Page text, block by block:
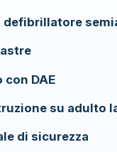
defibrillatore
DAE
su adulto
di sicurezza